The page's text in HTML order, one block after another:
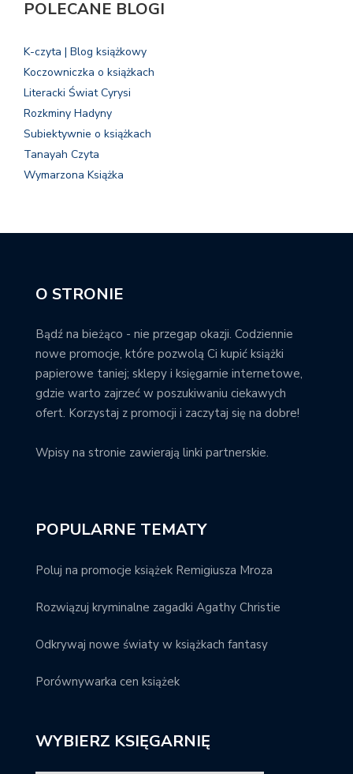
POLECANE BLOGI
K-czyta | Blog książkowy
Koczowniczka o książkach
Literacki Świat Cyrysi
Rozkminy Hadyny
Subiektywnie o książkach
Tanayah Czyta
Wymarzona Książka
O STRONIE
Bądź na bieżąco - nie przegap okazji. Codziennie
nowe promocje, które pozwolą Ci kupić książki
papierowe taniej; sklepy i księgarnie internetowe,
gdzie warto zajrzeć w poszukiwaniu ciekawych
ofert. Korzystaj z promocji i zaczytaj się na dobre!
Wpisy na stronie zawierają linki partnerskie.
POPULARNE TEMATY
Poluj na promocje książek Remigiusza Mroza
Rozwiązuj kryminalne zagadki Agathy Christie
Odkrywaj nowe światy w książkach fantasy
Porównywarka cen książek
WYBIERZ KSIĘGARNIĘ